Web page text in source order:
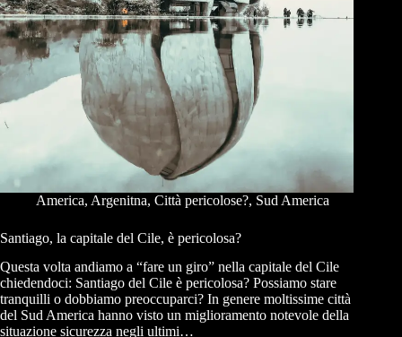
America, Argenitna, Città pericolose?, Sud America
Santiago, la capitale del Cile, è pericolosa?
Questa volta andiamo a “fare un giro” nella capitale del Cile
chiedendoci: Santiago del Cile è pericolosa? Possiamo stare
tranquilli o dobbiamo preoccuparci? In genere moltissime città
del Sud America hanno visto un miglioramento notevole della
situazione sicurezza negli ultimi…